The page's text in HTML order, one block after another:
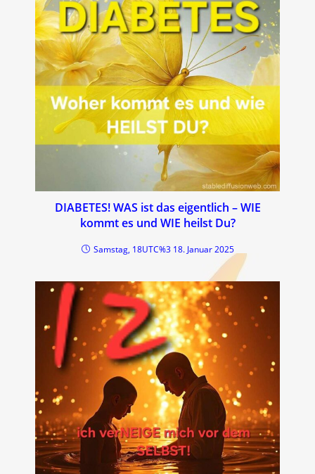
DIABETES! WAS ist das eigentlich – WIE
kommt es und WIE heilst Du?
Samstag, 18UTC%3 18. Januar 2025